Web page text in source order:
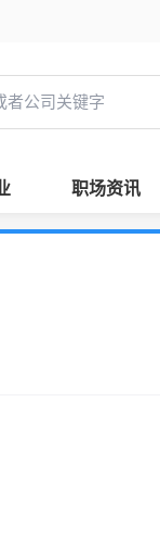
职场资讯